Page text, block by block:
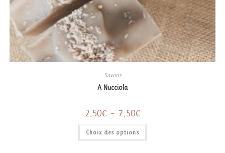
Savons
A Nucciola
2,50€ – 7,50€Plage
de
prix :
à
Choix des options
Ce
a